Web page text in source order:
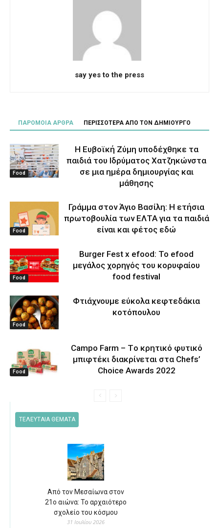
say yes to the press
ΠΑΡΟΜΟΙΑ ΑΡΘΡΑ ΠΕΡΙΣΣΟΤΕΡΑ ΑΠΟ ΤΟΝ ΔΗΜΙΟΥΡΓΟ
Food
Η Ευβοϊκή Ζύμη υποδέχθηκε τα
παιδιά του Ιδρύματος Χατζηκώνστα
σε μια ημέρα δημιουργίας και
μάθησης
Food
Γράμμα στον Άγιο Βασίλη: Η ετήσια
πρωτοβουλία των ΕΛΤΑ για τα παιδιά
είναι και φέτος εδώ
Food
Burger Fest x efood: Το efood
μεγάλος χορηγός του κορυφαίου
food festival
Food
Φτιάχνουμε εύκολα κεφτεδάκια
κοτόπουλου
Food
Campo Farm – Tο κρητικό φυτικό
μπιφτέκι διακρίνεται στα Chefs’
Choice Awards 2022
ΤΕΛΕΥΤΑΙΑ ΘΕΜΑΤΑ
Από τον Μεσαίωνα στον
21ο αιώνα: Το αρχαιότερο
σχολείο του κόσμου
31 Ιουλίου 2026